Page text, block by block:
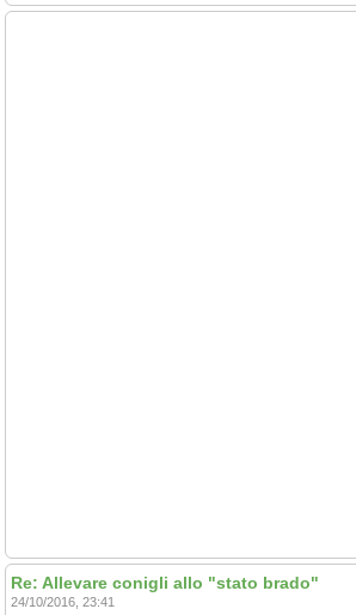
Re: Allevare conigli allo "stato brado"
24/10/2016, 23:41